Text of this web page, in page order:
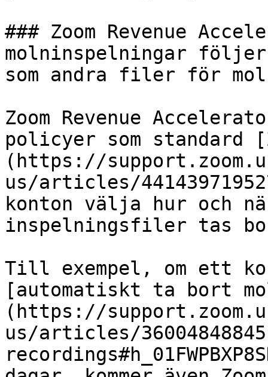
### Zoom Revenue
molninspelningar följer
som andra filer för
Zoom Revenue
policyer som standard
(https://
us/articles/
konton välja hur och
inspelningsfiler tas
Till exempel, om ett
[automatiskt ta bort
(https://
us/articles/